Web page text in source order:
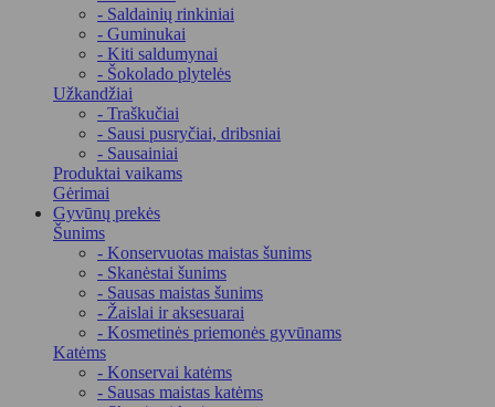
- Saldainių rinkiniai
- Guminukai
- Kiti saldumynai
- Šokolado plytelės
Užkandžiai
- Traškučiai
- Sausi pusryčiai, dribsniai
- Sausainiai
Produktai vaikams
Gėrimai
Gyvūnų prekės
Šunims
- Konservuotas maistas šunims
- Skanėstai šunims
- Sausas maistas šunims
- Žaislai ir aksesuarai
- Kosmetinės priemonės gyvūnams
Katėms
- Konservai katėms
- Sausas maistas katėms